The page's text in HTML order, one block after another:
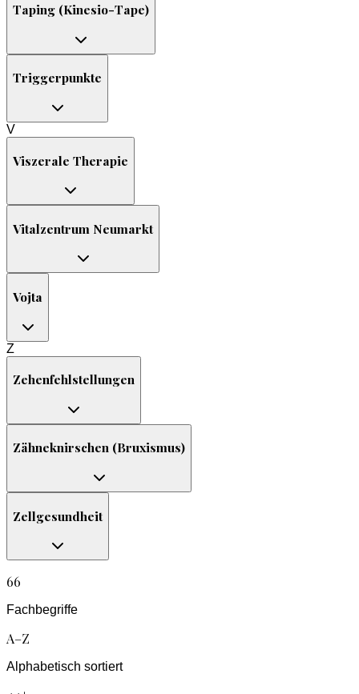
Taping (Kinesio-Tape)
Triggerpunkte
V
Viszerale Therapie
Vitalzentrum Neumarkt
Vojta
Z
Zehenfehlstellungen
Zähneknirschen (Bruxismus)
Zellgesundheit
66
Fachbegriffe
A–Z
Alphabetisch sortiert